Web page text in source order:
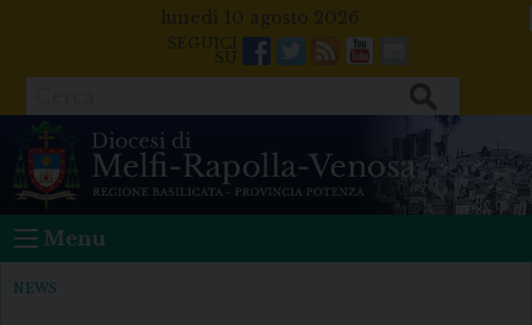
lunedì 10 agosto 2026
Facebook
Twitter
FeedsYoutube
Mail
Menu
NEWS